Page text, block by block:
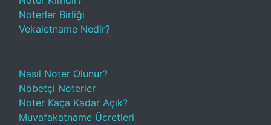
Noterler Birliği
Vekaletname Nedir?
Nasıl Noter Olunur?
Nöbetçi Noterler
Noter Kaça Kadar Açık?
Muvafakatname Ücretleri